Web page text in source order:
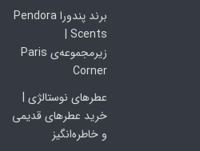
برند پندورا Pendora
Scents |
زیرمجموعه‌ی Paris
Corner
عطرهای نوستالژی |
خرید عطرهای قدیمی
و خاطره‌انگیز